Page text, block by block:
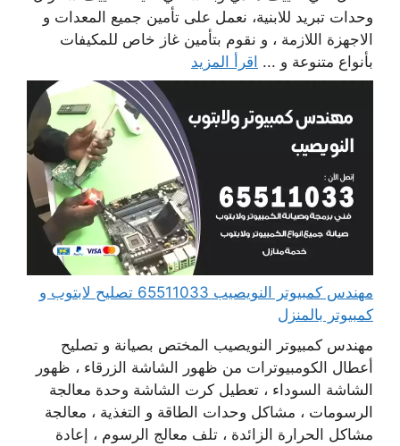
وحدات تبريد للابنية، نعمل على تأمين جميع المعدات و
الاجهزة اللازمة ، و نقوم بتأمين غاز خاص للمكيفات
بأنواع متنوعة و ... اقرأ المزيد
مهندس كمبيوتر النويصيب 65511033 تصليح لابتوب و
كمبيوتر بالمنزل
مهندس كمبيوتر النويصيب المختص بصيانة و تصليح
أعطال الكومبيوترات من ظهور الشاشة الزرقاء ، ظهور
الشاشة السوداء ، تعطيل كرت الشاشة وحدة معالجة
الرسومات ، مشاكل وحدات الطاقة و التغذية ، معالجة
مشاكل الحرارة الزائدة ، تلف معالج الرسوم ، إعادة